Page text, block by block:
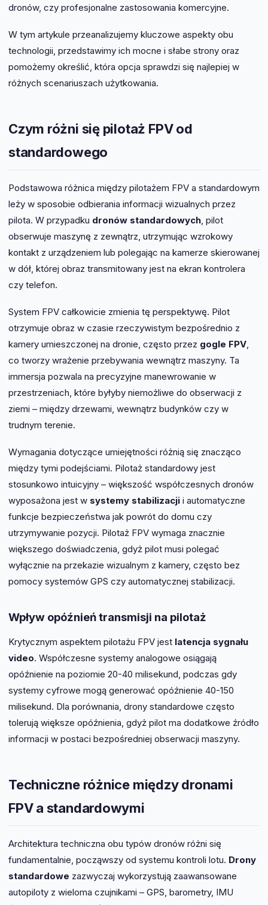
dronów, czy profesjonalne zastosowania komercyjne.
W tym artykule przeanalizujemy kluczowe aspekty obu
technologii, przedstawimy ich mocne i słabe strony oraz
pomożemy określić, która opcja sprawdzi się najlepiej w
różnych scenariuszach użytkowania.
Czym różni się pilotaż FPV od
standardowego
Podstawowa różnica między pilotażem FPV a standardowym
leży w sposobie odbierania informacji wizualnych przez
pilota. W przypadku dronów standardowych, pilot
obserwuje maszynę z zewnątrz, utrzymując wzrokowy
kontakt z urządzeniem lub polegając na kamerze skierowanej
w dół, której obraz transmitowany jest na ekran kontrolera
czy telefon.
System FPV całkowicie zmienia tę perspektywę. Pilot
otrzymuje obraz w czasie rzeczywistym bezpośrednio z
kamery umieszczonej na dronie, często przez gogle FPV,
co tworzy wrażenie przebywania wewnątrz maszyny. Ta
immersja pozwala na precyzyjne manewrowanie w
przestrzeniach, które byłyby niemożliwe do obserwacji z
ziemi – między drzewami, wewnątrz budynków czy w
trudnym terenie.
Wymagania dotyczące umiejętności różnią się znacząco
między tymi podejściami. Pilotaż standardowy jest
stosunkowo intuicyjny – większość współczesnych dronów
wyposażona jest w systemy stabilizacji i automatyczne
funkcje bezpieczeństwa jak powrót do domu czy
utrzymywanie pozycji. Pilotaż FPV wymaga znacznie
większego doświadczenia, gdyż pilot musi polegać
wyłącznie na przekazie wizualnym z kamery, często bez
pomocy systemów GPS czy automatycznej stabilizacji.
Wpływ opóźnień transmisji na pilotaż
Krytycznym aspektem pilotażu FPV jest latencja sygnału
video. Współczesne systemy analogowe osiągają
opóźnienie na poziomie 20-40 milisekund, podczas gdy
systemy cyfrowe mogą generować opóźnienie 40-150
milisekund. Dla porównania, drony standardowe często
tolerują większe opóźnienia, gdyż pilot ma dodatkowe źródło
informacji w postaci bezpośredniej obserwacji maszyny.
Techniczne różnice między dronami
FPV a standardowymi
Architektura techniczna obu typów dronów różni się
fundamentalnie, począwszy od systemu kontroli lotu. Drony
standardowe zazwyczaj wykorzystują zaawansowane
autopiloty z wieloma czujnikami – GPS, barometry, IMU